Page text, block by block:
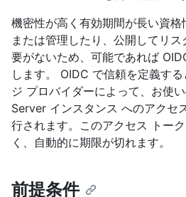
機密性が高く有効期間が長い資
または管理したり、公開してリ
要がないため、可能であれば
します。 OIDC で信頼を定義す
ジ プロバイダーによって、お使
Server インスタンス へのアクセ
行されます。このアクセス トー
く、自動的に期限が切れます。
前提条件